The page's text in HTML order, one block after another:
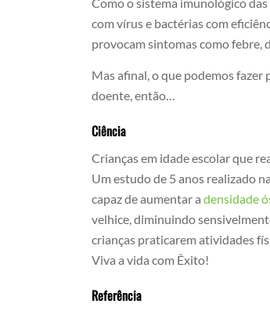
com vírus e bactérias com
provocam sintomas como febre,
Mas afinal, o que podemos fazer
doente, então…
Ciência
Crianças em idade escolar que
Um estudo de 5 anos realizado
capaz de aumentar adensidade
velhice, diminuindo
crianças praticarem atividades
Viva a vida com Êxito!
Referência